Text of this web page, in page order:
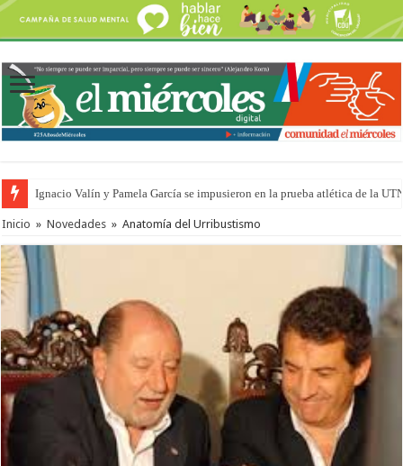
Ignacio Valín y Pamela García se impusieron en la prueba atlética de la
Inicio » Novedades » Anatomía del Urribustismo